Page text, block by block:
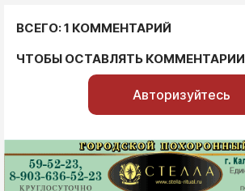
ВСЕГО: 1 КОММЕНТАРИЙ
ЧТОБЫ ОСТАВЛЯТЬ КОММЕНТАРИИ
Авторизуйтесь